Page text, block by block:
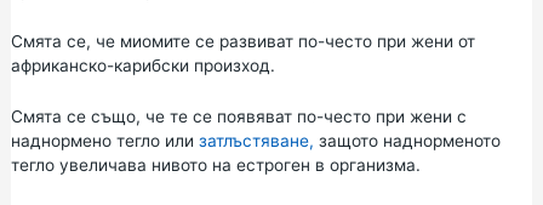
Смята се, че миомите се развиват по-често при жени от
африканско-карибски произход.
Смята се също, че те се появяват по-често при жени с
наднормено тегло или затлъстяване, защото наднорменото
тегло увеличава нивото на естроген в организма.